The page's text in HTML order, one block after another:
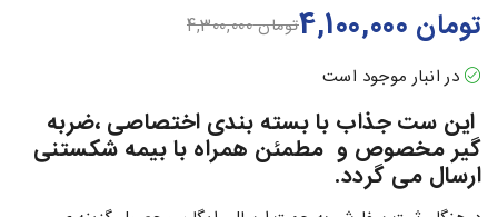
تومان4,300,000 تومان
در انبار موجود است
این ست جذاب با بسته بندی اختصاصی ،ضربه
گیر مخصوص و مطمئن همراه با بیمه شکستنی
ارسال می گردد.